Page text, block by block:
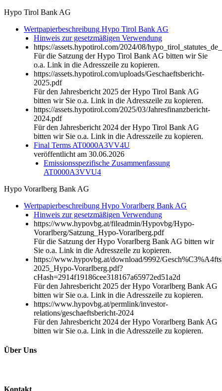
Hypo Tirol Bank AG
Wertpapierbeschreibung Hypo Tirol Bank AG
Hinweis zur gesetzmäßigen Verwendung
https://assets.hypotirol.com/2024/08/
Für die Satzung der Hypo Tirol Bank AG bitten wir Sie
o.a. Link in die Adresszeile zu kopieren.
https://assets.hypotirol.com/uploads/Geschaeftsbericht-
2025.pdf
Für den Jahresbericht 2025 der Hypo Tirol Bank AG
bitten wir Sie o.a. Link in die Adresszeile zu kopieren.
https://assets.hypotirol.com/2025/03/Jahresfinanzbericht-
2024.pdf
Für den Jahresbericht 2024 der Hypo Tirol Bank AG
bitten wir Sie o.a. Link in die Adresszeile zu kopieren.
Final Terms AT0000A3VV4U
veröffentlicht am 30.06.2026
Emissionsspezifische Zusammenfassung
AT0000A3VVU4
Hypo Vorarlberg Bank AG
Wertpapierbeschreibung Hypo Vorarlberg Bank AG
Hinweis zur gesetzmäßigen Verwendung
https://www.hypovbg.at/fileadmin/Hypovbg/Hypo-
Vorarlberg/Satzung_Hypo-Vorarlberg.pdf
Für die Satzung der Hypo Vorarlberg Bank AG bitten wir
Sie o.a. Link in die Adresszeile zu kopieren.
https://www.hypovbg.at/download/9992/
2025_Hypo-Vorarlberg.pdf?
cHash=2914f19186cee318167a65972ed51a2d
Für den Jahresbericht 2025 der Hypo Vorarlberg Bank AG
bitten wir Sie o.a. Link in die Adresszeile zu kopieren.
https://www.hypovbg.at/permlink/investor-
relations/geschaeftsbericht-2024
Für den Jahresbericht 2024 der Hypo Vorarlberg Bank AG
bitten wir Sie o.a. Link in die Adresszeile zu kopieren.
Über Uns
Kontakt